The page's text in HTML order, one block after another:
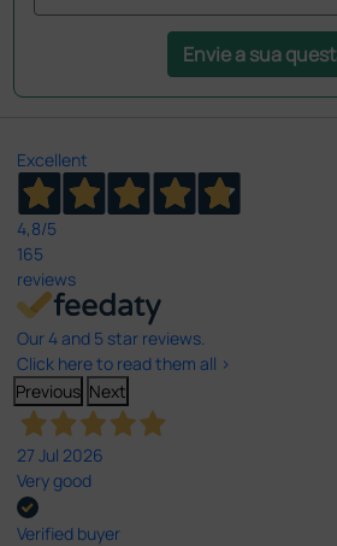
Envie a sua
Excellent
4,8/5
165
reviews
Our 4 and 5 star reviews.
Click here to read them all >
Previous Next
27 Jul 2026
Very good
Verified buyer